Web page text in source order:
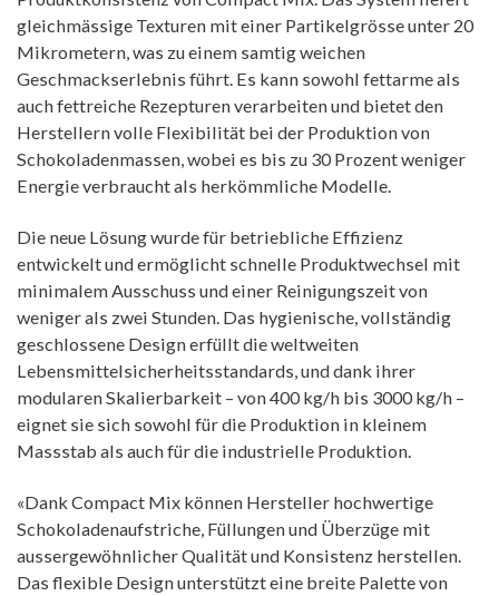
gleichmässige Texturen mit einer Partikelgrösse unter 20
Mikrometern, was zu einem samtig weichen
Geschmackserlebnis führt. Es kann sowohl fettarme als
auch fettreiche Rezepturen verarbeiten und bietet den
Herstellern volle Flexibilität bei der Produktion von
Schokoladenmassen, wobei es bis zu 30 Prozent weniger
Energie verbraucht als herkömmliche Modelle.
Die neue Lösung wurde für betriebliche Effizienz
entwickelt und ermöglicht schnelle Produktwechsel mit
minimalem Ausschuss und einer Reinigungszeit von
weniger als zwei Stunden. Das hygienische, vollständig
geschlossene Design erfüllt die weltweiten
Lebensmittelsicherheitsstandards, und dank ihrer
modularen Skalierbarkeit – von 400 kg/h bis 3000 kg/h –
eignet sie sich sowohl für die Produktion in kleinem
Massstab als auch für die industrielle Produktion.
«Dank Compact Mix können Hersteller hochwertige
Schokoladenaufstriche, Füllungen und Überzüge mit
aussergewöhnlicher Qualität und Konsistenz herstellen.
Das flexible Design unterstützt eine breite Palette von